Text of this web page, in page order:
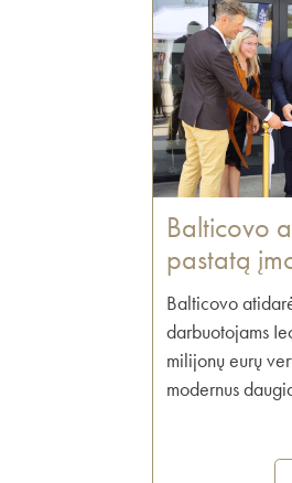
Balticovo
pastatą
Balticovo
darbuotojams
milijonų eurų
modernus